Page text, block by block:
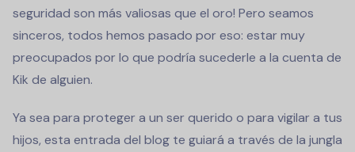
seguridad son más valiosas que el oro! Pero seamos
sinceros, todos hemos pasado por eso: estar muy
preocupados por lo que podría sucederle a la cuenta de
Kik de alguien.
Ya sea para proteger a un ser querido o para vigilar a tus
hijos, esta entrada del blog te guiará a través de la jungla